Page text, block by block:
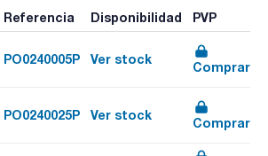
Referencia Disponibilidad PVP
PO0240005P Ver stock
Comprar
PO0240025P Ver stock
Comprar